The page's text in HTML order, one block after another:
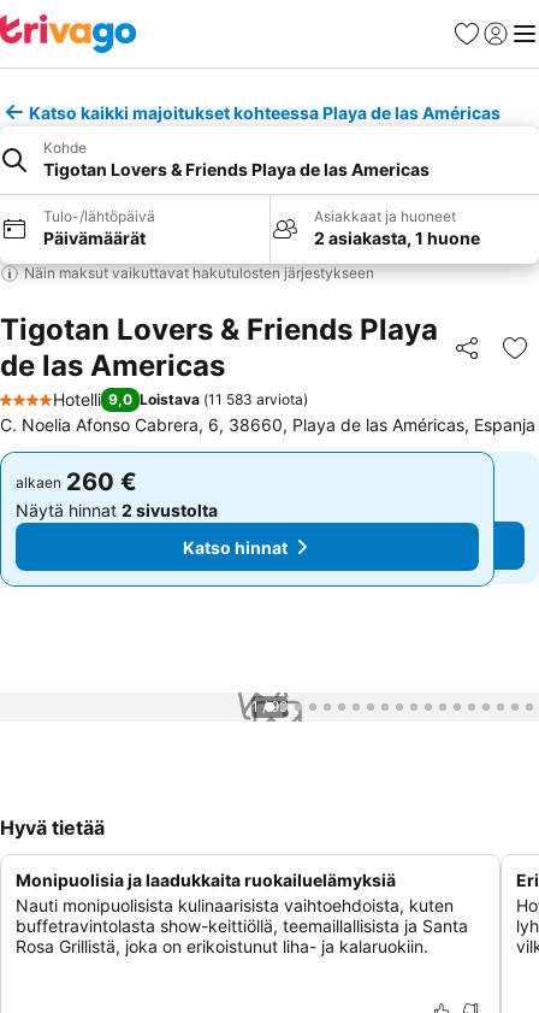
Suosikit
Katso kaikki majoitukset kohteessa Playa de las Américas
Kohde
Tigotan Lovers & Friends Playa de las Americas
Tulo-/lähtöpäivä
Päivämäärät
Asiakkaat ja huoneet
2 asiakasta, 1 huone
Näin maksut vaikuttavat hakutulosten järjestykseen
Tigotan Lovers & Friends Playa
de las Americas
Jaa
4 Tähtiluokitus
Hotelli 9,0 Loistava (11 583 arviota)
C. Noelia Afonso Cabrera, 6, 38660, Playa de las Américas, Espanja
alkaen 260 €
Näytä hinnat 2 sivustolta
Katso hinnat
alkaen 260 €
Näytä hinnat 2 sivustolta
Katso hinnat
1 / 99
Hyvä tietää
Monipuolisia ja laadukkaita ruokailuelämyksiä
Nauti monipuolisista kulinaarisista vaihtoehdoista, kuten
buffetravintolasta show-keittiöllä, teemaillallisista ja Santa
Rosa Grillistä, joka on erikoistunut liha- ja kalaruokiin.